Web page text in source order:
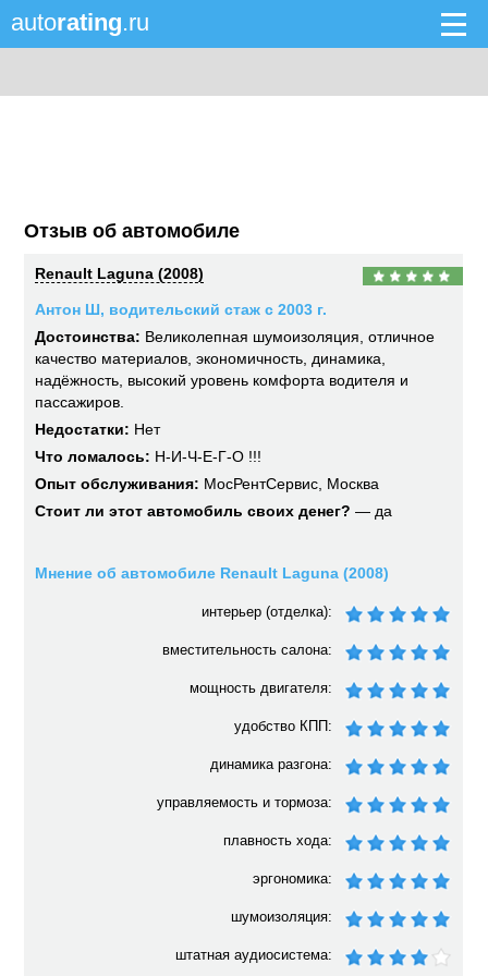
autorating.ru
Отзыв об автомобиле
Renault Laguna (2008)
Антон Ш, водительский стаж с 2003 г.
Достоинства: Великолепная шумоизоляция, отличное
качество материалов, экономичность, динамика,
надёжность, высокий уровень комфорта водителя и
пассажиров.
Недостатки: Нет
Что ломалось: Н-И-Ч-Е-Г-О !!!
Опыт обслуживания: МосРентСервис, Москва
Стоит ли этот автомобиль своих денег? — да
Мнение об автомобиле Renault Laguna (2008)
интерьер (отделка):
вместительность салона:
мощность двигателя:
удобство КПП:
динамика разгона:
управляемость и тормоза:
плавность хода:
эргономика:
шумоизоляция:
штатная аудиосистема: